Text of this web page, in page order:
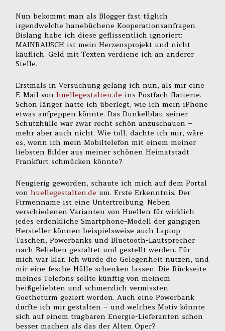
Nun bekommt man als Blogger fast täglich
irgendwelche hanebüchene Kooperationsanfragen.
Bislang habe ich diese geflissentlich ignoriert:
MAINRAUSCH ist mein Herzensprojekt und nicht
käuflich. Geld mit Texten verdiene ich an anderer
Stelle.
Erstmals in Versuchung gelang ich nun, als mir eine
E-Mail vonhuellegestalten.de ins Postfach flatterte.
Schon länger hatte ich überlegt, wie ich mein iPhone
etwas aufpeppen könnte. Das Dunkelblau seiner
Schutzhülle war zwar recht schön anzuschauen –
mehr aber auch nicht. Wie toll, dachte ich mir, wäre
es, wenn ich mein Mobiltelefon mit einem meiner
liebsten Bilder aus meiner schönen Heimatstadt
Frankfurt schmücken könnte?
Neugierig geworden, schaute ich mich auf dem Portal
vonhuellegestalten.de um. Erste Erkenntnis: Der
Firmenname ist eine Untertreibung. Neben
verschiedenen Varianten von Huellen für wirklich
jedes erdenkliche Smartphone-Modell der gängigen
Hersteller können beispielsweise auch Laptop-
Taschen, Powerbanks und Bluetooth-Lautsprecher
nach Belieben gestaltet und gestellt werden. Für
mich war klar: Ich würde die Gelegenheit nutzen, und
mir eine fesche Hülle schenken lassen. Die Rückseite
meines Telefons sollte künftig von meinem
heißgeliebten und schmerzlich vermissten
Goetheturm geziert werden. Auch eine Powerbank
durfte ich mir gestalten – und welches Motiv könnte
sich auf einem tragbaren Energie-Lieferanten schon
besser machen als das der Alten Oper?